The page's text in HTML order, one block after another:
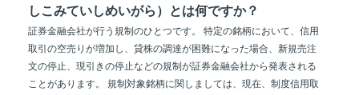
しこみていしめいがら）とは何ですか？
証券金融会社が行う規制のひとつです。 特定の銘柄において、信用
取引の空売りが増加し、貸株の調達が困難になった場合、新規売注
文の停止、現引きの停止などの規制が証券金融会社から発表される
ことがあります。 規制対象銘柄に関しましては、現在、制度信用取